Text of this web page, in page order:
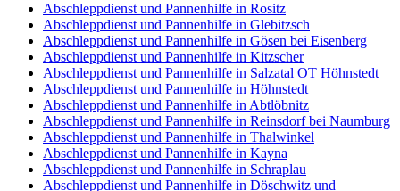
Abschleppdienst und Pannenhilfe in Rositz
Abschleppdienst und Pannenhilfe in Glebitzsch
Abschleppdienst und Pannenhilfe in Gösen bei Eisenberg
Abschleppdienst und Pannenhilfe in Kitzscher
Abschleppdienst und Pannenhilfe in Salzatal OT Höhnstedt
Abschleppdienst und Pannenhilfe in Höhnstedt
Abschleppdienst und Pannenhilfe in Abtlöbnitz
Abschleppdienst und Pannenhilfe in Reinsdorf bei Naumburg
Abschleppdienst und Pannenhilfe in Thalwinkel
Abschleppdienst und Pannenhilfe in Kayna
Abschleppdienst und Pannenhilfe in Schraplau
Abschleppdienst und Pannenhilfe in Döschwitz und